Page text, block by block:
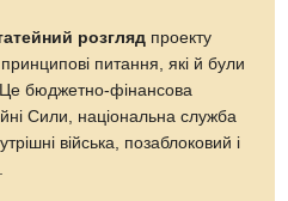
розгляд проекту
питання, які й були
Це бюджетно-фінансова
Сили, національна служба
війська, позаблоковий і